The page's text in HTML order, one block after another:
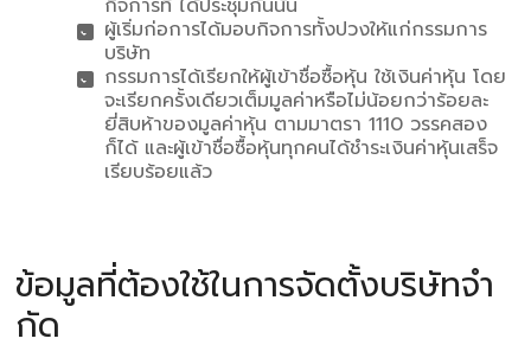
กิจการที่ ได้ประชุมกันนั้น
ผู้เริ่มก่อการได้มอบกิจการทั้งปวงให้แก่กรรมการ
บริษัท
กรรมการได้เรียกให้ผู้เข้าชื่อซื้อหุ้น ใช้เงินค่าหุ้น โดย
จะเรียกครั้งเดียวเต็มมูลค่าหรือไม่น้อยกว่าร้อยละ
ยี่สิบห้าของมูลค่าหุ้น ตามมาตรา 1110 วรรคสอง
ก็ได้ และผู้เข้าชื่อซื้อหุ้นทุกคนได้ชําระเงินค่าหุ้นเสร็จ
เรียบร้อยแล้ว
ข้อมูลที่ต้องใช้ในการจัดตั้งบริษัทจํา
กัด